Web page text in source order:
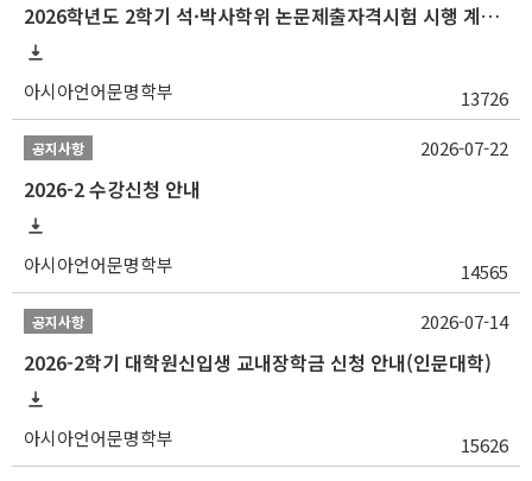
2026학년도 2학기 석·박사학위 논문제출자격시험 시행 계획 공고
아시아언어문명학부 13726
공지사항
2026-2 수강신청 안내
아시아언어문명학부 14565
2026-07-22
공지사항
2026-2학기 대학원신입생 교내장학금 신청 안내(인문대학)
아시아언어문명학부 15626
2026-07-14